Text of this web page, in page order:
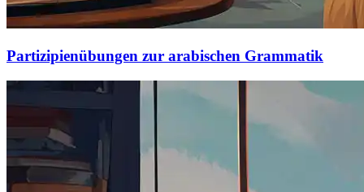
Partizipienübungen zur arabischen Grammatik